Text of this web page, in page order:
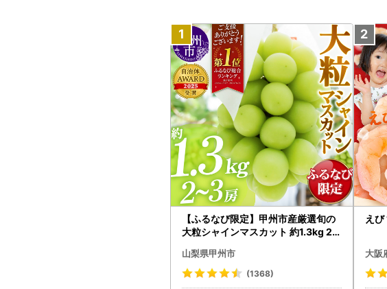
【ふるなび限定】甲州市産厳選旬の
大粒シャインマスカット 約1.3kg 2
472 FN-Limited-VO シャインマス
カット フルーツ
山梨県甲州市
(1368)
え
大阪